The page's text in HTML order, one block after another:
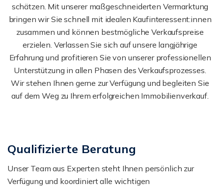
schätzen. Mit unserer maßgeschneiderten Vermarktung
bringen wir Sie schnell mit idealen Kaufinteressent:innen
zusammen und können bestmögliche Verkaufspreise
erzielen. Verlassen Sie sich auf unsere langjährige
Erfahrung und profitieren Sie von unserer professionellen
Unterstützung in allen Phasen des Verkaufsprozesses.
Wir stehen Ihnen gerne zur Verfügung und begleiten Sie
auf dem Weg zu Ihrem erfolgreichen Immobilienverkauf.
Qualifizierte Beratung
Unser Team aus Experten steht Ihnen persönlich zur
Verfügung und koordiniert alle wichtigen